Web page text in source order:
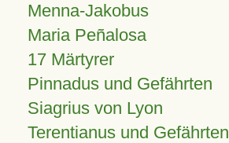
Menna-Jakobus
Maria Peñalosa
17 Märtyrer
Pinnadus und Gefährten
Siagrius von Lyon
Terentianus und Gefährten